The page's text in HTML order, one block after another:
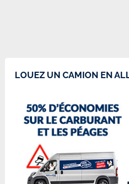
LOUEZ UN CAMION EN